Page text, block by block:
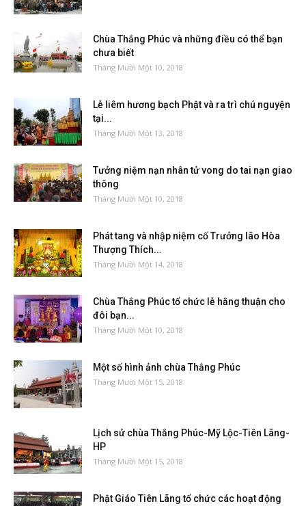
Chùa Thắng Phúc và những điều có thể bạn
chưa biết
Tháng Mười Một 10, 2018
Lễ liêm hương bạch Phật và ra trì chú nguyện
tại...
Tháng Mười Một 13, 2018
Tưởng niệm nạn nhân tử vong do tai nạn giao
thông
Tháng Mười Một 10, 2018
Phát tang và nhập niệm cố Trưởng lão Hòa
Thượng Thích...
Tháng Mười Một 14, 2018
Chùa Thắng Phúc tổ chức lễ hằng thuận cho
đôi bạn...
Tháng Mười Một 10, 2018
Một số hình ảnh chùa Thắng Phúc
Tháng Mười Một 15, 2018
Lịch sử chùa Thắng Phúc-Mỹ Lộc-Tiên Lãng-
HP
Tháng Mười Một 15, 2018
Phật Giáo Tiên Lãng tổ chức các hoạt động